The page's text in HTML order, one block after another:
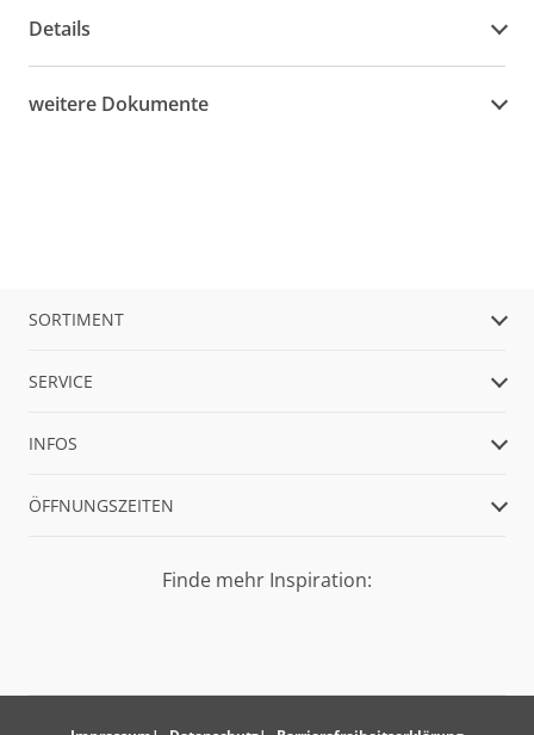
Details
weitere Dokumente
SORTIMENT
SERVICE
INFOS
ÖFFNUNGSZEITEN
Finde mehr Inspiration: